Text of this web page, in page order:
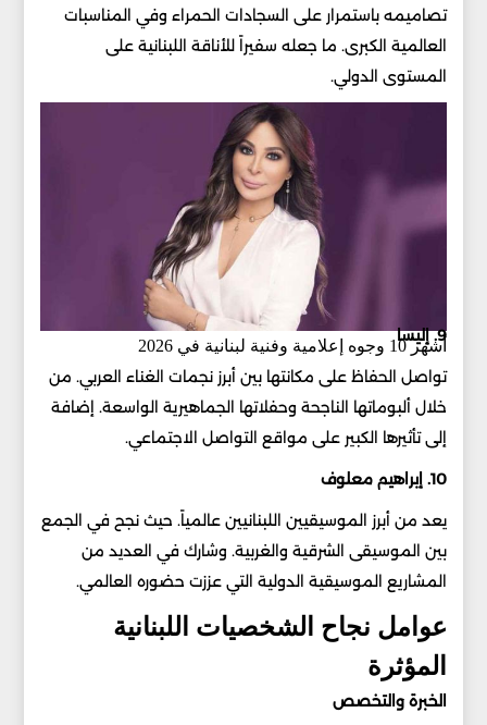
تصاميمه باستمرار على السجادات الحمراء وفي المناسبات
العالمية الكبرى. ما جعله سفيراً للأناقة اللبنانية على
المستوى الدولي.
أشهر 10 وجوه إعلامية وفنية لبنانية في 2026
9. إليسا
تواصل الحفاظ على مكانتها بين أبرز نجمات الغناء العربي. من
خلال ألبوماتها الناجحة وحفلاتها الجماهيرية الواسعة. إضافة
إلى تأثيرها الكبير على مواقع التواصل الاجتماعي.
10. إبراهيم معلوف
يعد من أبرز الموسيقيين اللبنانيين عالمياً. حيث نجح في الجمع
بين الموسيقى الشرقية والغربية. وشارك في العديد من
المشاريع الموسيقية الدولية التي عززت حضوره العالمي.
عوامل نجاح الشخصيات اللبنانية
المؤثرة
الخبرة والتخصص